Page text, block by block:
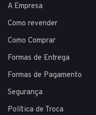
A Empresa
Como revender
Como Comprar
Formas de Entrega
Formas de Pagamento
Segurança
Política de Troca